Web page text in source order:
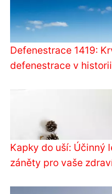
Defenestrace 1419:
defenestrace v historii
Kapky do uší: Účinný
záněty pro vaše